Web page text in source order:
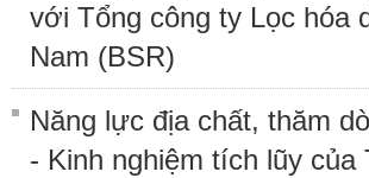
với Tổng công ty Lọc hóa
Nam (BSR)
Năng lực địa chất, thăm
- Kinh nghiệm tích lũy của